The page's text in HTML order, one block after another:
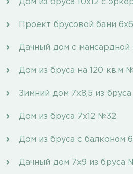
Дом из бруса 10х12 с
Проект брусовой бани
Дачный дом с
Дом из бруса на 120 кв.м
Зимний дом 7х8,5 из бруса
Дом из бруса 7х12 №32
Дом из бруса с балконом
Дачный дом 7х9 из бруса